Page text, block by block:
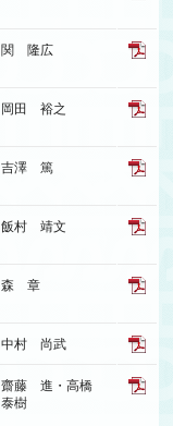
関 隆広
岡田 裕之
吉澤 篤
飯村 靖文
森 章
中村 尚武
齋藤 進・高橋
泰樹